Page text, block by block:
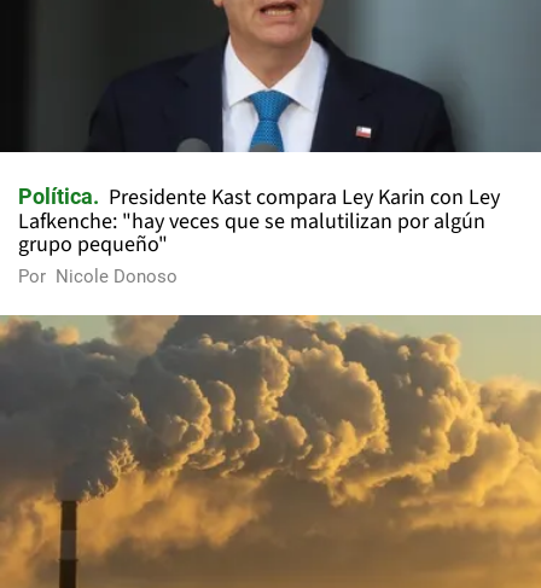
Política
Presidente Kast compara Ley Karin con Ley
Lafkenche: "hay veces que se malutilizan por algún
grupo pequeño"
Por Nicole Donoso